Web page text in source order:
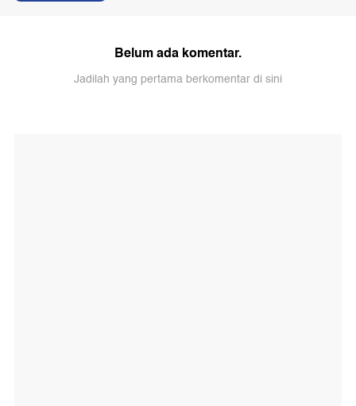
Belum ada komentar.
Jadilah yang pertama berkomentar di sini